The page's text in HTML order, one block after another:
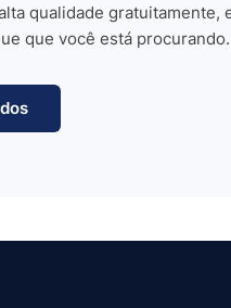
qualidade gratuitamente,
que você está procurando.